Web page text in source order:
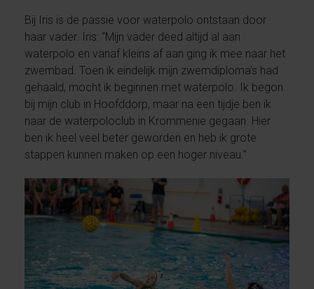
Bij Iris is de passie voor waterpolo ontstaan door
haar vader. Iris: “Mijn vader deed altijd al aan
waterpolo en vanaf kleins af aan ging ik mee naar het
zwembad. Toen ik eindelijk mijn zwemdiploma’s had
gehaald, mocht ik beginnen met waterpolo. Ik begon
bij mijn club in Hoofddorp, maar na een tijdje ben ik
naar de waterpoloclub in Krommenie gegaan. Hier
ben ik heel veel beter geworden en heb ik grote
stappen kunnen maken op een hoger niveau.”